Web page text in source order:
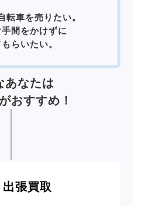
転車を売りたい。
間をかけずに
らいたい。
あなたは
がおすすめ！
出張買取